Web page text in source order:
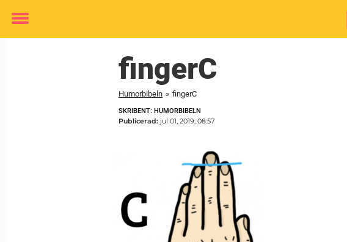
Toggle
fingerC
Humorbibeln » fingerC
SKRIBENT: HUMORBIBELN
Publicerad: jul 01, 2019, 08:57